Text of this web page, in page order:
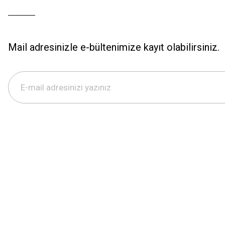
Mail adresinizle e-bültenimize kayıt olabilirsiniz.